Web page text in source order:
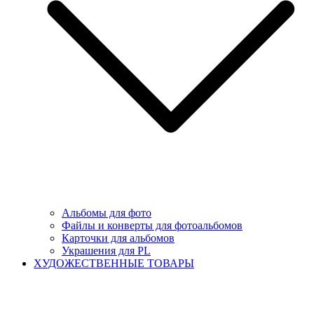
Альбомы для фото
Файлы и конверты для фотоальбомов
Карточки для альбомов
Украшения для PL
ХУДОЖЕСТВЕННЫЕ ТОВАРЫ